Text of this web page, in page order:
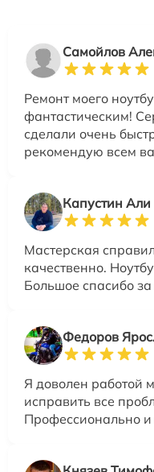
Самойлов
Ремонт моего
фантастическим!
сделали очень
рекомендую всем
Капустин Али
Мастерская
качественно.
Большое спасибо
Федоров
Я доволен работой
исправить все
Профессионально и